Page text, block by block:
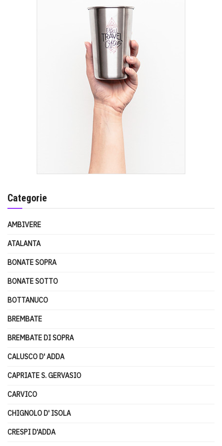
Categorie
AMBIVERE
ATALANTA
BONATE SOPRA
BONATE SOTTO
BOTTANUCO
BREMBATE
BREMBATE DI SOPRA
CALUSCO D' ADDA
CAPRIATE S. GERVASIO
CARVICO
CHIGNOLO D' ISOLA
CRESPI D'ADDA